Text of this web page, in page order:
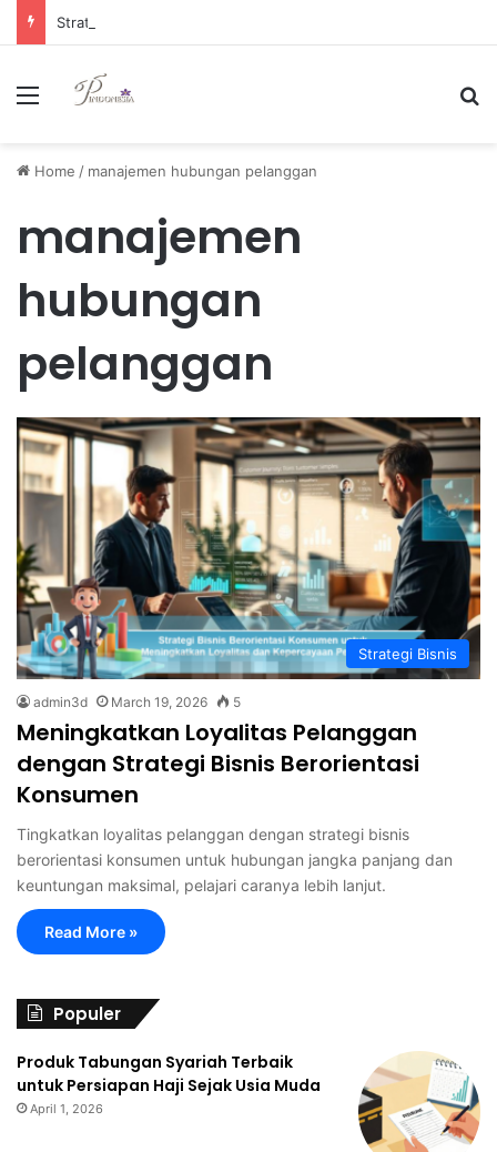
Menu
Home / manajemen hubungan pelanggan
manajemen
hubungan
pelanggan
Strategi Bisnis
admin3d March 19, 2026 5
Meningkatkan Loyalitas Pelanggan
dengan Strategi Bisnis Berorientasi
Konsumen
Tingkatkan loyalitas pelanggan dengan strategi bisnis
berorientasi konsumen untuk hubungan jangka panjang dan
keuntungan maksimal, pelajari caranya lebih lanjut.
Read More »
Populer
Produk Tabungan Syariah Terbaik
untuk Persiapan Haji Sejak Usia Muda
April 1, 2026